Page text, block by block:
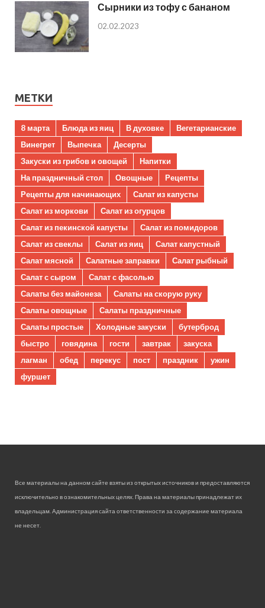
Сырники из тофу с бананом
02.02.2023
МЕТКИ
8 марта Блюда из яиц В духовке
Вегетарианские
Винегрет
Выпечка
Десерты
Закуски из грибов и овощей
Напитки
На праздничный стол
Овощные
Рецепты
Рецепты для начинающих
Салат из капусты
Салат из моркови
Салат из огурцов
Салат из пекинской капусты
Салат из помидоров
Салат из свеклы
Салат из яиц
Салат капустный
Салат мясной
Салатные заправки
Салат рыбный
Салат с сыром
Салат с фасолью
Салаты без майонеза
Салаты на скорую руку
Салаты овощные
Салаты праздничные
Салаты простые
Холодные закуски
бутерброд
быстро
говядина гости завтрак
закуска
лагман
обед перекус пост праздник
ужин
фуршет
Все материалы на данном сайте взяты из открытых источников и предоставляются
исключительно в ознакомительных целях. Права на материалы принадлежат их
владельцам. Администрация сайта ответственности за содержание материала
не несет.